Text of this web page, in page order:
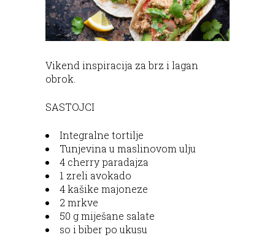
Vikend inspiracija za brz i lagan
obrok.
SASTOJCI
Integralne tortilje
Tunjevina u maslinovom ulju
4 cherry paradajza
1 zreli avokado
4 kašike majoneze
2 mrkve
50 g miješane salate
so i biber po ukusu